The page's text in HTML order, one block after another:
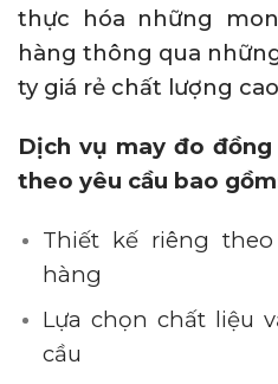
thực hóa những
hàng thông qua
ty giá rẻ chất lượng
Dịch vụ may đo
theo yêu cầu bao
Thiết kế riêng
hàng
Lựa chọn chất liệu
cầu